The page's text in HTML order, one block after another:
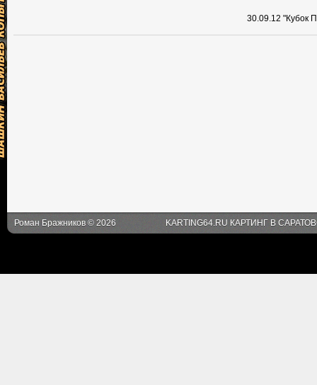
30.09.12 "Кубок
Роман Бражников © 2026 KARTING64.RU КАРТИНГ В